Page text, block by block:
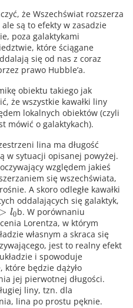
że Wszechświat rozszerza
są to efekty w zasadzie
poza galaktykami
które ściągane
się od nas z coraz
prawo Hubble’a.
obiektu takiego jak
że wszystkie kawałki liny
lokalnych obiektów (czyli
mówić o galaktykach).
lina ma długość
w sytuacji opisanej powyżej.
względem jakieś
się wszechświata,
A skoro odległe kawałki
oddalających się galaktyk,
> l0b. W porównaniu
Lorentza, w którym
własnym a skraca się
jest to realny efekt
i spowoduje
będzie dążyło
jej pierwotnej długości.
liny, tzn. dla
lina po prostu pęknie.